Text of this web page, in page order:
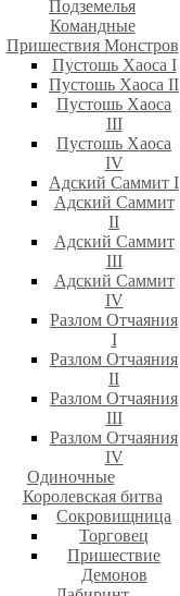
Подземелья
Командные
Пришествия Монстров
Пустошь Хаоса I
Пустошь Хаоса II
Пустошь Хаоса
III
Пустошь Хаоса
IV
Адский Саммит I
Адский Саммит
II
Адский Саммит
III
Адский Саммит
IV
Разлом Отчаяния
I
Разлом Отчаяния
II
Разлом Отчаяния
III
Разлом Отчаяния
IV
Одиночные
Королевская битва
Сокровищница
Торговец
Пришествие
Демонов